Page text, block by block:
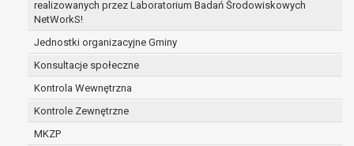
realizowanych przez Laboratorium Badań Środowiskowych
NetWorkS!
Jednostki organizacyjne Gminy
Konsultacje społeczne
Kontrola Wewnętrzna
Kontrole Zewnętrzne
MKZP
zabezpieczenia ewentualnych roszczeń, a w
przypadku wyrażenia zgody na przetwarzanie
danych po zakończeniu i rozliczeniu umowy, do
czasu wycofania tej zgody.
Ponadto w przypadku umów o dofinansowanie
dane osobowe od momentu pozyskania
przechowywane są przez okres wynikający z
umowy o dofinansowanie zawartej między